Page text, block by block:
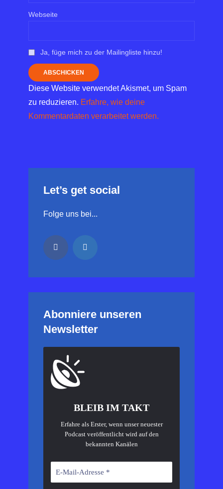
Webseite
Ja, füge mich zu der Mailingliste hinzu!
Diese Website verwendet Akismet, um Spam
zu reduzieren. Erfahre, wie deine
Kommentardaten verarbeitet werden.
Let’s get social
Folge uns bei...
Abonniere unseren
Newsletter
BLEIB IM TAKT
Erfahre als Erster, wenn unser neuester
Podcast veröffentlicht wird auf den
bekannten Kanälen